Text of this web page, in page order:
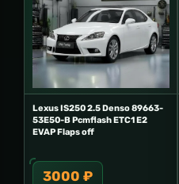
Lexus IS250 2.5 Denso 89663-
53E50-B Pcmflash ETC1 E2
EVAP Flaps off
3000 ₽